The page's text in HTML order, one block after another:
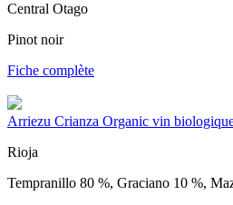
Central Otago
Pinot noir
Fiche complète
Arriezu Crianza Organic vin
Rioja
Tempranillo 80 %, Graciano 10 %,